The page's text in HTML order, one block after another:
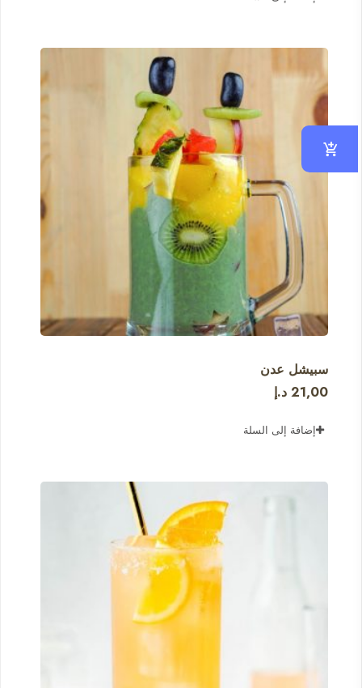
سبيشل عدن
21,00 د.إ
إضافة إلى السلة